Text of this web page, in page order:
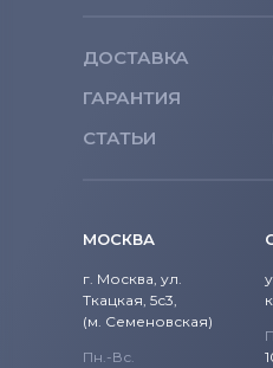
ДОСТАВКА
ГАРАНТИЯ
СТАТЬИ
МОСКВА
г. Москва, ул.
Ткацкая, 5с3,
(м. Семеновская)
Пн.-Вс.